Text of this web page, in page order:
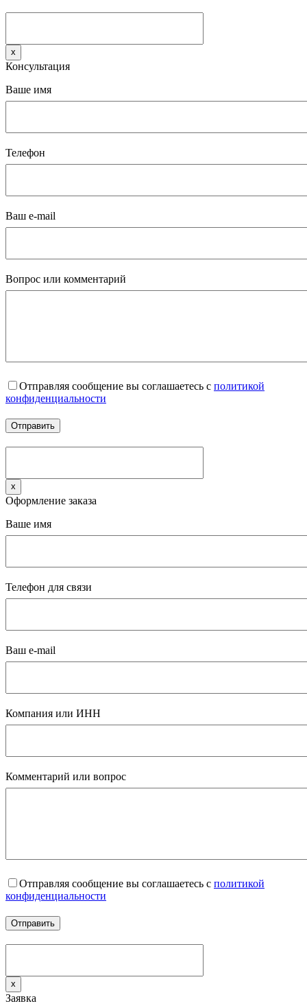
x
Консультация
Ваше имя
Телефон
Ваш e-mail
Вопрос или комментарий
Отправляя сообщение вы соглашаетесь с политикой
конфиденциальности
x
Оформление заказа
Ваше имя
Телефон для связи
Ваш e-mail
Компания или ИНН
Комментарий или вопрос
Отправляя сообщение вы соглашаетесь с политикой
конфиденциальности
x
Заявка